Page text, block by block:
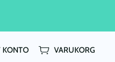
KONTO
VARUKORG